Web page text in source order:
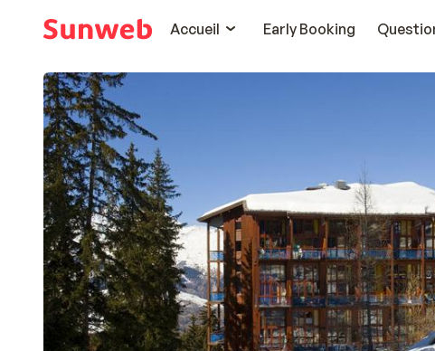
Accueil
Early Booking